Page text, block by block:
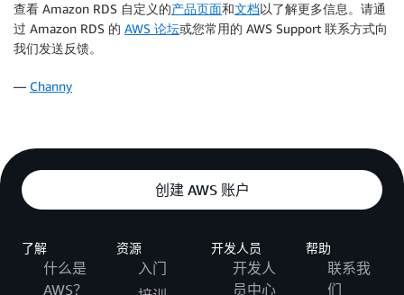
查看 Amazon RDS 自定义的产品页面和文档以了解更多信息。请通
过 Amazon RDS 的 AWS 论坛或您常用的 AWS Support 联系方式向
我们发送反馈。
— Channy
创建 AWS 账户
了解
什么是
AWS？
资源
入门
开发人员
开发人
员中心
帮助
联系我
们